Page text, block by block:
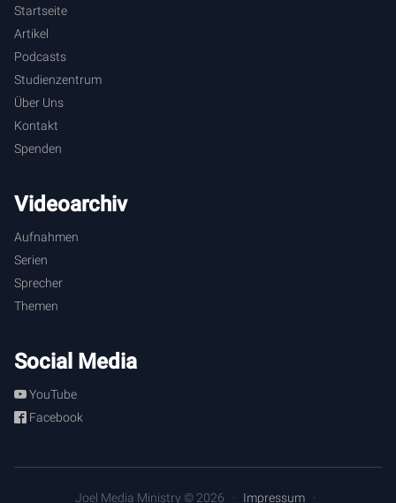
Startseite
Artikel
Podcasts
Studienzentrum
Über Uns
Kontakt
Spenden
Videoarchiv
Aufnahmen
Serien
Sprecher
Themen
Social Media
YouTube
Facebook
Joel Media Ministry © 2026 Impressum